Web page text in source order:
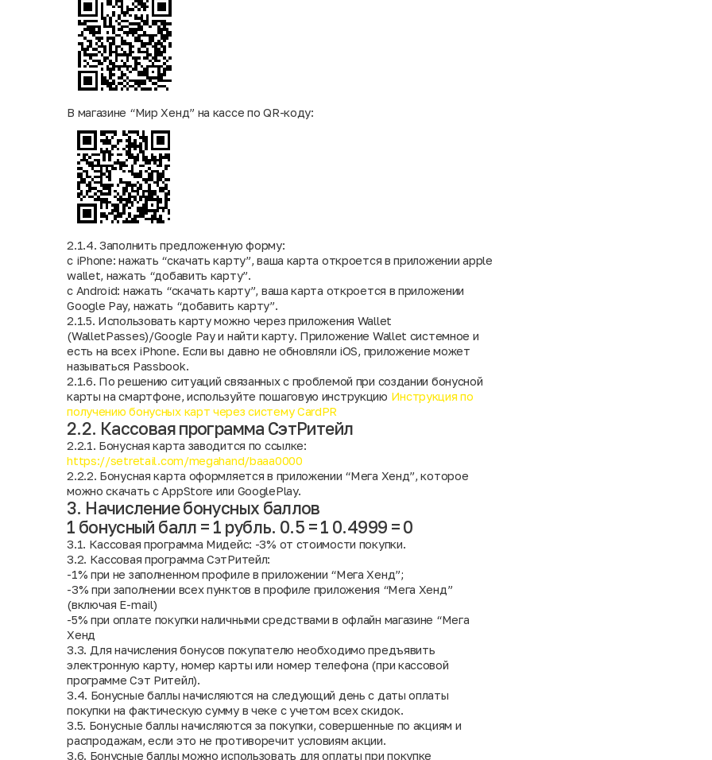
В магазине “Мир Хенд” на кассе по QR-коду:
2.1.4. Заполнить предложенную форму:
с iPhone: нажать “скачать карту”, ваша карта откроется в приложении apple
wallet, нажать “добавить карту”.
с Android: нажать “скачать карту”, ваша карта откроется в приложении
Google Pay, нажать “добавить карту”.
2.1.5. Использовать карту можно через приложения Wallet
(WalletPasses)/Google Pay и найти карту. Приложение Wallet системное и
есть на всех iPhone. Если вы давно не обновляли iOS, приложение может
называться Passbook.
2.1.6. По решению ситуаций связанных с проблемой при создании бонусной
карты на смартфоне, используйте пошаговую инструкцию Инструкция по
получению бонусных карт через систему CardPR
2.2. Кассовая программа СэтРитейл
2.2.1. Бонусная карта заводится по ссылке:
https://setretail.com/megahand/baaa0000
2.2.2. Бонусная карта оформляется в приложении “Мега Хенд”, которое
можно скачать с AppStore или GooglePlay.
3. Начисление бонусных баллов
1 бонусный балл = 1 рубль. 0.5 = 1 0.4999 = 0
3.1. Кассовая программа Мидейс: -3% от стоимости покупки.
3.2. Кассовая программа СэтРитейл:
-1% при не заполненном профиле в приложении “Мега Хенд”;
-3% при заполнении всех пунктов в профиле приложения “Мега Хенд”
(включая E-mail)
-5% при оплате покупки наличными средствами в офлайн магазине “Мега
Хенд
3.3. Для начисления бонусов покупателю необходимо предъявить
электронную карту, номер карты или номер телефона (при кассовой
программе Сэт Ритейл).
3.4. Бонусные баллы начисляются на следующий день с даты оплаты
покупки на фактическую сумму в чеке с учетом всех скидок.
3.5. Бонусные баллы начисляются за покупки, совершенные по акциям и
распродажам, если это не противоречит условиям акции.
3.6. Бонусные баллы можно использовать для оплаты при покупке